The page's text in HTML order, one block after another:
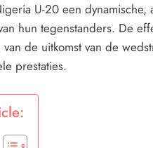
U-20 een
hun tegenstanders. De
de uitkomst van de
prestaties.